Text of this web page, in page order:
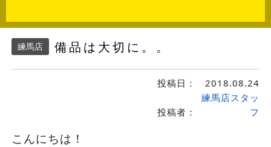
練馬店 備品は大切に。。
投稿日： 2018.08.24
投稿者：
練馬店スタッ
フ
こんにちは！